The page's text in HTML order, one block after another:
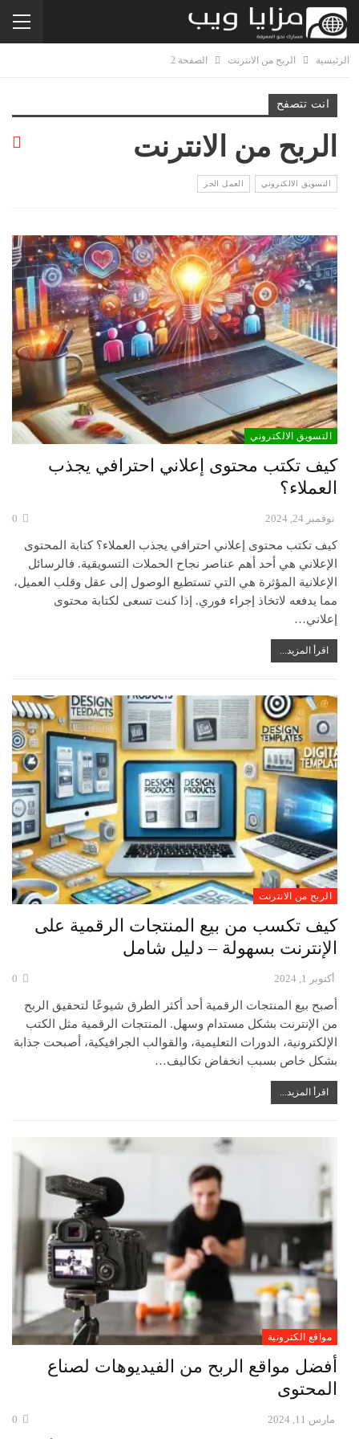
الرئيسية الربح من الانترنت الصفحة 2
انت تتصفح
الربح من الانترنت
التسويق الالكتروني العمل الحر
التسويق الالكتروني
كيف تكتب محتوى إعلاني احترافي يجذب
العملاء؟
نوفمبر 24, 2024
كيف تكتب محتوى إعلاني احترافي يجذب العملاء؟ كتابة المحتوى
الإعلاني هي أحد أهم عناصر نجاح الحملات التسويقية. فالرسائل
الإعلانية المؤثرة هي التي تستطيع الوصول إلى عقل وقلب العميل،
مما يدفعه لاتخاذ إجراء فوري. إذا كنت تسعى لكتابة محتوى
إعلاني…
اقرأ المزيد...
الربح من الانترنت
كيف تكسب من بيع المنتجات الرقمية على
الإنترنت بسهولة – دليل شامل
أكتوبر 1, 2024
أصبح بيع المنتجات الرقمية أحد أكثر الطرق شيوعًا لتحقيق الربح
من الإنترنت بشكل مستدام وسهل. المنتجات الرقمية مثل الكتب
الإلكترونية، الدورات التعليمية، والقوالب الجرافيكية، أصبحت جذابة
بشكل خاص بسبب انخفاض تكاليف…
اقرأ المزيد...
مواقع الكترونية
أفضل مواقع الربح من الفيديوهات لصناع
المحتوى
مارس 11, 2024